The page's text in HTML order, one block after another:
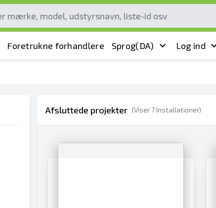
Foretrukne forhandlere Sprog(DA) Log ind
Afsluttede projekter (Viser7 Installationer)